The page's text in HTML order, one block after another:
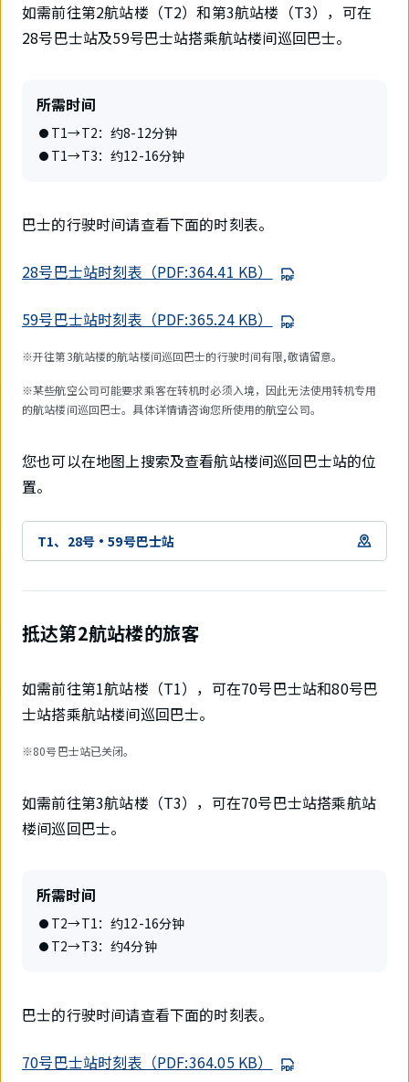
如需前往第2航站楼（T2）和第3航站楼（T3），可在
28号巴士站及59号巴士站搭乘航站楼间巡回巴士。
所需时间
T1→T2：约8-12分钟
T1→T3：约12-16分钟
巴士的行驶时间请查看下面的时刻表。
28号巴士站时刻表（PDF:364.41 KB）
59号巴士站时刻表（PDF:365.24 KB）
※开往第3航站楼的航站楼间巡回巴士的行驶时间有限,敬请留意。
※某些航空公司可能要求乘客在转机时必须入境，因此无法使用转机专用
的航站楼间巡回巴士。具体详情请咨询您所使用的航空公司。
您也可以在地图上搜索及查看航站楼间巡回巴士站的位
置。
T1、28号・59号巴士站
抵达第2航站楼的旅客
如需前往第1航站楼（T1），可在70号巴士站和80号巴
士站搭乘航站楼间巡回巴士。
※80号巴士站已关闭。
如需前往第3航站楼（T3），可在70号巴士站搭乘航站
楼间巡回巴士。
所需时间
T2→T1：约12-16分钟
T2→T3：约4分钟
巴士的行驶时间请查看下面的时刻表。
70号巴士站时刻表（PDF:364.05 KB）